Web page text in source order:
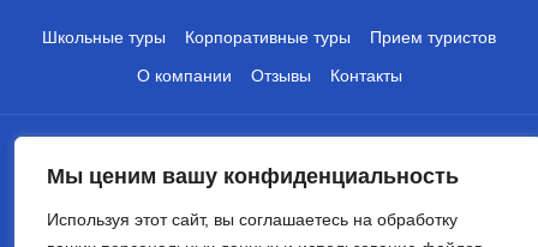
Мы ценим вашу конфиденциальность
Используя этот сайт, вы соглашаетесь на обработку
Школьные туры Корпоративные туры
Прием туристов
О компании
Отзывы Контакты